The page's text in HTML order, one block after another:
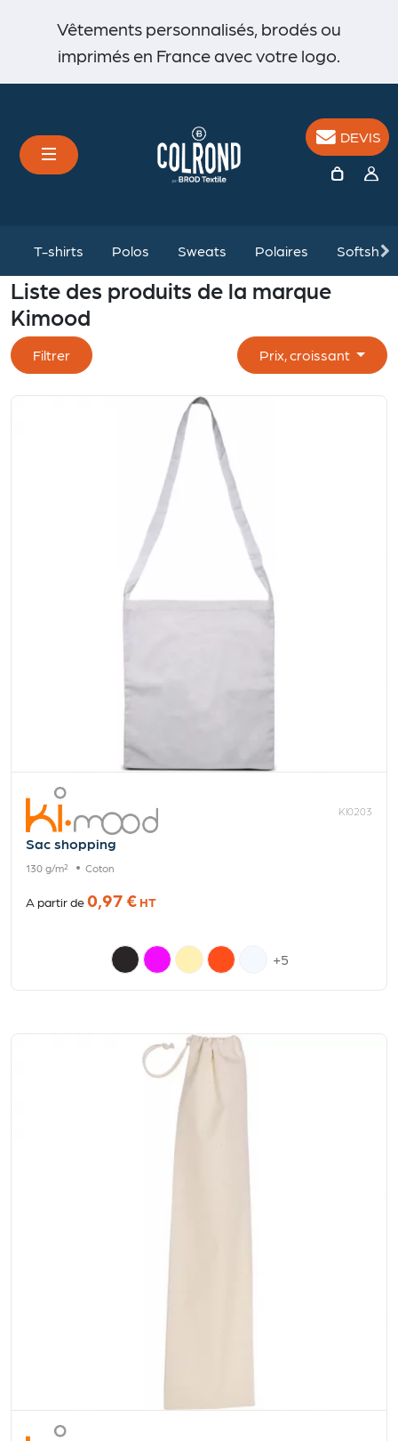
Vêtements personnalisés, brodés ou
imprimés en France avec votre logo.
DEVIS
T-shirts Polos Sweats Polaires
Liste des produits de la marque
Kimood
Filtrer Prix, croissant
KI0203
Sac shopping
130 g/m² Coton
A partir de0,97 €HT
+5